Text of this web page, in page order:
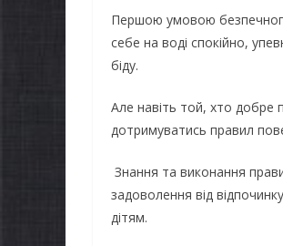
Першою умовою
себе на воді спокійно,
біду.
Але навіть той, хто добре
дотримуватись правил
Знання та виконання
задоволення від
дітям.